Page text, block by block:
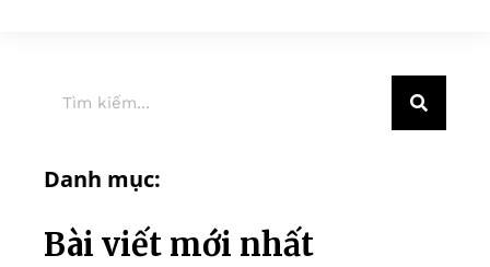
Danh mục:
Bài viết mới nhất